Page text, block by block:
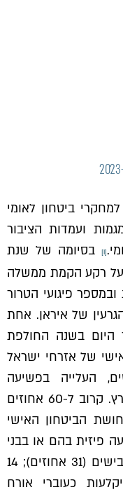
ביטחון לאומי
ועמדות הציבור
[i]
בסיומה של שנת
על רקע הקמת ממשלה
פיגועי הטרור
של איראן. אחת
היום בשנה החולפת
של אזרחי ישראל
העלייה בפשיעה
ותחושת חוסר המשילות ברחבי הארץ. קרוב ל-60 אחוזים
הביטחון האישי
פיזית בהם או בבני
משפחתם בעקבות נהיגה פרועה בכבישים (31 אחוזים); 14
כעוברי אורח